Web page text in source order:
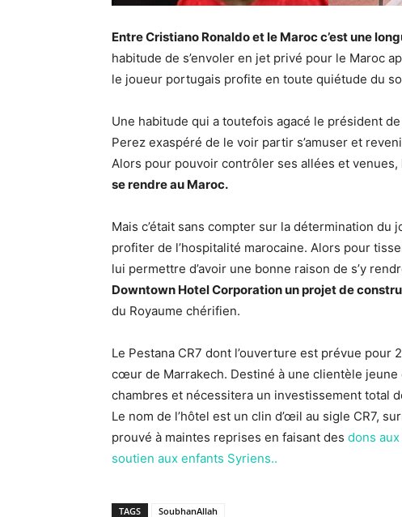
Entre Cristiano Ronaldo et le Maroc c’est une
habitude de s’envoler en jet privé pour le Maroc
le joueur portugais profite en toute quiétude du
Une habitude qui a toutefois agacé le président
Perez exaspéré de le voir partir s’amuser et
Alors pour pouvoir contrôler ses allées et venues,
se rendre au Maroc.
Mais c’était sans compter sur la détermination
profiter de l’hospitalité marocaine. Alors pour
lui permettre d’avoir une bonne raison de s’y
Downtown Hotel Corporation un projet de
du Royaume chérifien.
Le Pestana CR7 dont l’ouverture est prévue
cœur de Marrakech. Destiné à une clientèle jeune
chambres et nécessitera un investissement total
Le nom de l’hôtel est un clin d’œil au sigle CR7,
prouvé à maintes reprises en faisant des dons
soutien aux enfants Syriens..
TAGS SoubhanAllah